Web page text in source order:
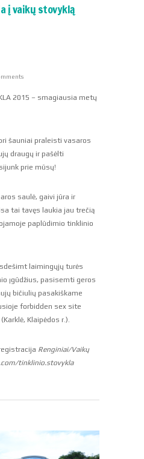
į vaikų stovyklą
2015 – smagiausia metų
šauniai praleisti vasaros
draugų ir pašėlti
prie mūsų!
saulė, gaivi jūra ir
tai tavęs laukia jau trečią
paplūdimio tinklinio
laimingųjų turės
įgūdžius, pasisemti geros
bičiulių pasakiškame
forbidden sex site
Klaipėdos r.).
Renginiai/Vaikų
tinklinio.stovykla